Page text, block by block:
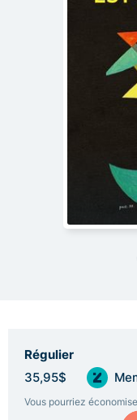
Régulier
35,95$
Vous pourriez